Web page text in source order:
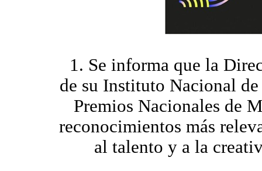
1. Se informa que la
de su Instituto Nacional
Premios Nacionales de
reconocimientos más
al talento y a la